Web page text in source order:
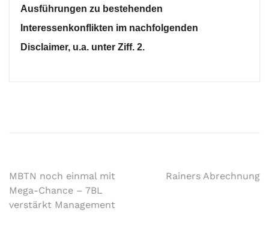
Ausführungen zu bestehenden
Interessenkonflikten im nachfolgenden
Disclaimer, u.a. unter Ziff. 2.
MBTN noch einmal mit
Mega-Chance – 7BL
verstärkt Management
Rainers Abrechnung